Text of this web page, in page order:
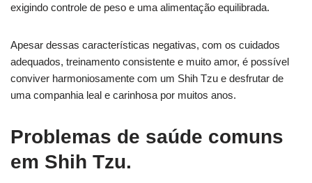
exigindo controle de peso e uma alimentação equilibrada.
Apesar dessas características negativas, com os cuidados
adequados, treinamento consistente e muito amor, é possível
conviver harmoniosamente com um Shih Tzu e desfrutar de
uma companhia leal e carinhosa por muitos anos.
Problemas de saúde comuns
em Shih Tzu.